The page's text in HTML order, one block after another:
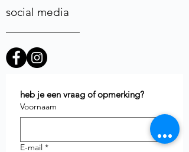
social media
heb je een vraag of opmerking?
Voornaam
E-mail *